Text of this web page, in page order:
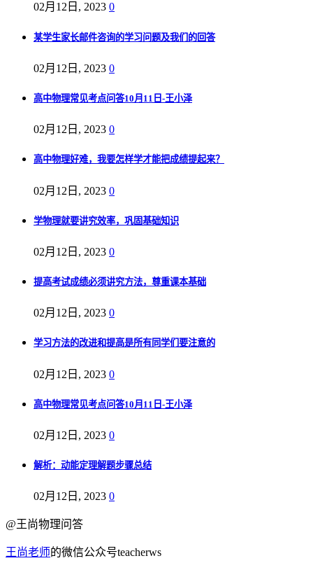
02月12日, 2023 0
某学生家长邮件咨询的学习问题及我们的回答
02月12日, 2023 0
高中物理常见考点问答10月11日-王小泽
02月12日, 2023 0
高中物理好难，我要怎样学才能把成绩提起来？
02月12日, 2023 0
学物理就要讲究效率，巩固基础知识
02月12日, 2023 0
提高考试成绩必须讲究方法，尊重课本基础
02月12日, 2023 0
学习方法的改进和提高是所有同学们要注意的
02月12日, 2023 0
高中物理常见考点问答10月11日-王小泽
02月12日, 2023 0
解析：动能定理解题步骤总结
02月12日, 2023 0
@王尚物理问答
王尚老师的微信公众号teacherws